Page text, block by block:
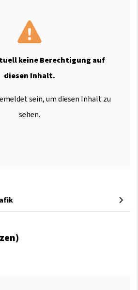
keine Berechtigung auf
diesen Inhalt.
sein, um diesen Inhalt zu
sehen.